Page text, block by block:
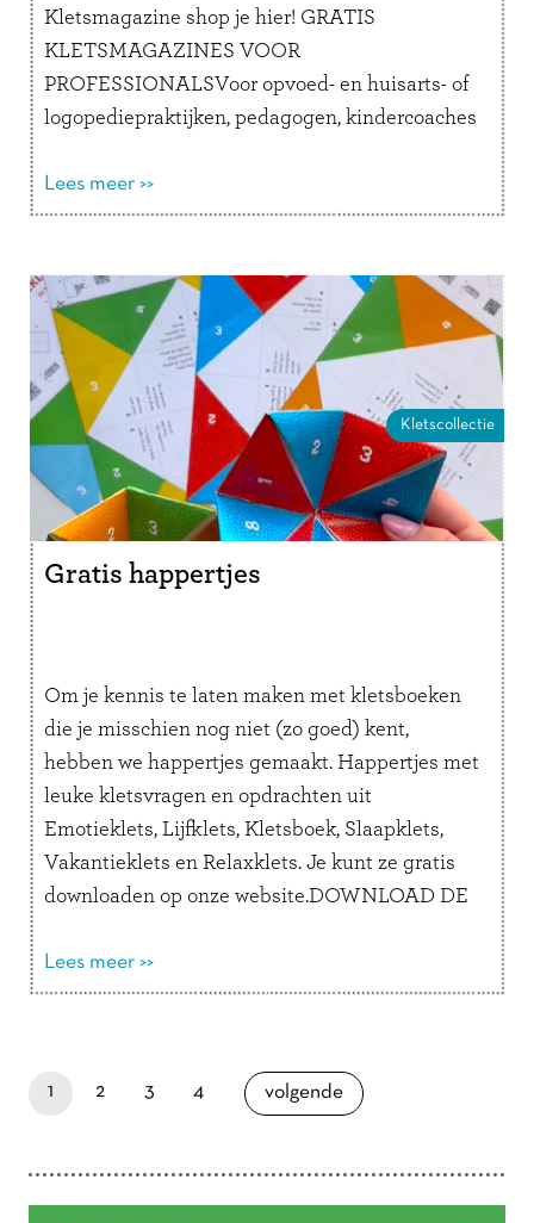
Kletsmagazine shop je hier! GRATIS
KLETSMAGAZINES VOOR
PROFESSIONALSVoor opvoed- en huisarts- of
logopediepraktijken, pedagogen, kindercoaches
stapel Kletsmagazines aan te vragen.
Organiseer je vanuit een opvoedpoli,
Lees meer >>
Kletscollectie
Gratis happertjes
Om je kennis te laten maken met kletsboeken
die je misschien nog niet (zo goed) kent,
hebben we happertjes gemaakt. Happertjes met
leuke kletsvragen en opdrachten uit
Emotieklets, Lijfklets, Kletsboek, Slaapklets,
Vakantieklets en Relaxklets. Je kunt ze gratis
downloaden op onze website.DOWNLOAD DE
nog hoe je …
Lees meer >>
paginapage 1 of 4
je bent nu op pagina
1 pagina
2 pagina
3 pagina
4 volgende
pagina